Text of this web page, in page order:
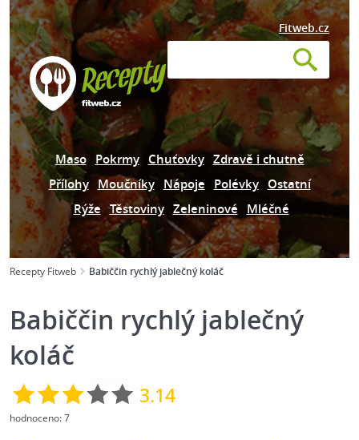
Fitweb.cz
Maso Pokrmy Chuťovky Zdravě i chutně
Přílohy Moučníky Nápoje Polévky Ostatní
Rýže Těstoviny Zeleninové Mléčné
Recepty Fitweb Babiččin rychlý jablečný koláč
Babiččin rychlý jablečný
koláč
3.14
hodnoceno:7